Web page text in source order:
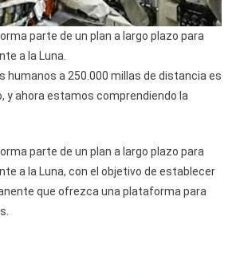
parte de un plan a largo plazo para
a la Luna.
humanos a 250.000 millas de distancia es
y ahora estamos comprendiendo la
parte de un plan a largo plazo para
a la Luna, con el objetivo de establecer
que ofrezca una plataforma para